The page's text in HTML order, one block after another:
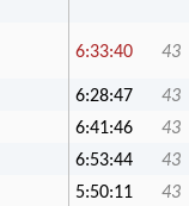
6:33:40 43
6:28:47
43
6:41:46
43
6:53:44
43
5:50:11
43